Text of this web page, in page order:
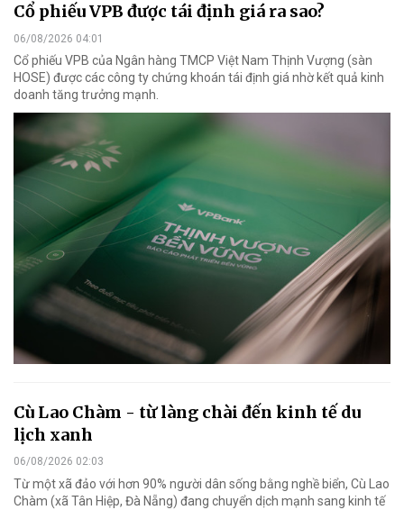
Cổ phiếu VPB được tái định giá ra sao?
06/08/2026 04:01
Cổ phiếu VPB của Ngân hàng TMCP Việt Nam Thịnh Vượng (sàn
HOSE) được các công ty chứng khoán tái định giá nhờ kết quả kinh
doanh tăng trưởng mạnh.
Cù Lao Chàm - từ làng chài đến kinh tế du
lịch xanh
06/08/2026 02:03
Từ một xã đảo với hơn 90% người dân sống bằng nghề biển, Cù Lao
Chàm (xã Tân Hiệp, Đà Nẵng) đang chuyển dịch mạnh sang kinh tế